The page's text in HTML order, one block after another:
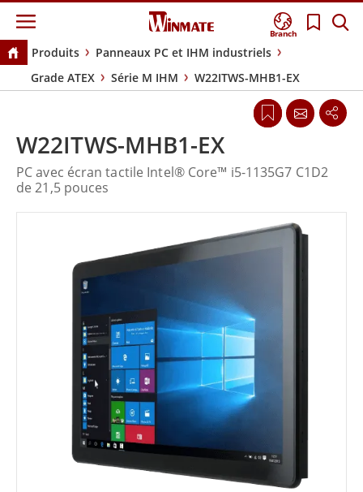
Branch
Produits
Panneaux PC et IHM industriels
Grade ATEX
Série M IHM W22ITWS-MHB1-EX
W22ITWS-MHB1-EX
PC avec écran tactile Intel® Core™ i5-1135G7 C1D2
de 21,5 pouces